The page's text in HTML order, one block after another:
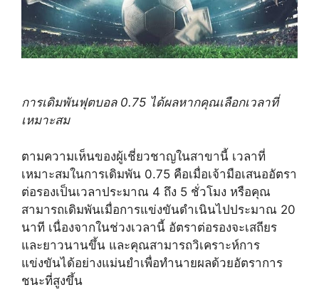
การเดิมพันฟุตบอล 0.75 ได้ผลหากคุณเลือกเวลาที่
เหมาะสม
ตามความเห็นของผู้เชี่ยวชาญในสาขานี้ เวลาที่
เหมาะสมในการเดิมพัน 0.75 คือเมื่อเจ้ามือเสนออัตรา
ต่อรองเป็นเวลาประมาณ 4 ถึง 5 ชั่วโมง หรือคุณ
สามารถเดิมพันเมื่อการแข่งขันดำเนินไปประมาณ 20
นาที เนื่องจากในช่วงเวลานี้ อัตราต่อรองจะเสถียร
และยาวนานขึ้น และคุณสามารถวิเคราะห์การ
แข่งขันได้อย่างแม่นยำเพื่อทำนายผลด้วยอัตราการ
ชนะที่สูงขึ้น